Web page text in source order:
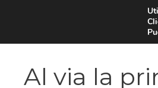
Al via la